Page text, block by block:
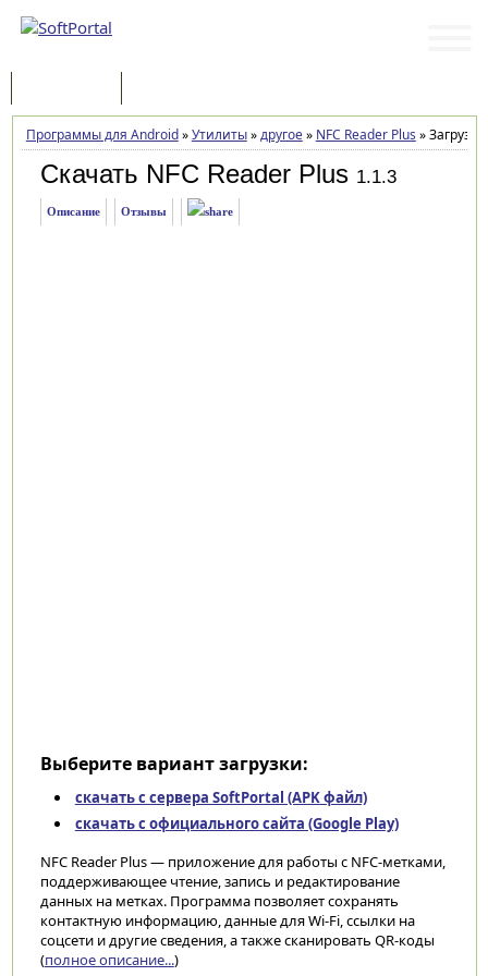
Программы для Android»Утилиты»другое» NFC Reader Plus »Загрузка
Скачать NFC Reader Plus 1.1.3
Описание Отзывы
Выберите вариант загрузки:
скачать с сервера SoftPortal (APK файл)
скачать с официального сайта (Google Play)
NFC Reader Plus — приложение для работы с NFC-метками,
поддерживающее чтение, запись и редактирование
данных на метках. Программа позволяет сохранять
контактную информацию, данные для Wi-Fi, ссылки на
соцсети и другие сведения, а также сканировать QR-коды
(полное описание...)